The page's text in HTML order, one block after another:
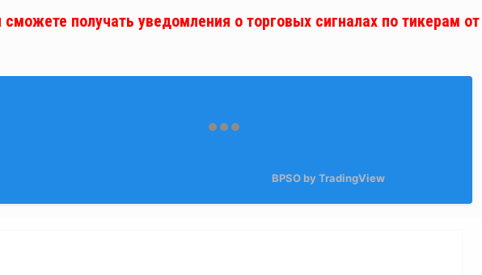
получать уведомления о торговых сигналах по тикерам от
BPSO by TradingView